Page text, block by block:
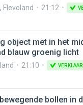
, Flevoland 21:12
object met in het
blauw groenig licht
21:10
bollen in